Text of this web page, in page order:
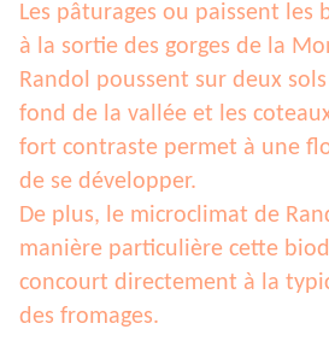
Les pâturages ou paissent les
à la sortie des gorges de la
Randol poussent sur deux
fond de la vallée et les
fort contraste permet à une
de se développer.
De plus, le microclimat de
manière particulière cette
concourt directement à la
des fromages.